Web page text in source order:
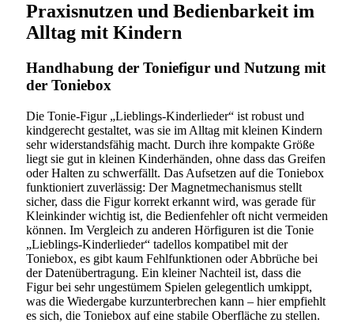
Praxisnutzen und Bedienbarkeit im
Alltag mit Kindern
Handhabung der Toniefigur und Nutzung mit
der Toniebox
Die Tonie-Figur „Lieblings-Kinderlieder“ ist robust und
kindgerecht gestaltet, was sie im Alltag mit kleinen Kindern
sehr widerstandsfähig macht. Durch ihre kompakte Größe
liegt sie gut in kleinen Kinderhänden, ohne dass das Greifen
oder Halten zu schwerfällt. Das Aufsetzen auf die Toniebox
funktioniert zuverlässig: Der Magnetmechanismus stellt
sicher, dass die Figur korrekt erkannt wird, was gerade für
Kleinkinder wichtig ist, die Bedienfehler oft nicht vermeiden
können. Im Vergleich zu anderen Hörfiguren ist die Tonie
„Lieblings-Kinderlieder“ tadellos kompatibel mit der
Toniebox, es gibt kaum Fehlfunktionen oder Abbrüche bei
der Datenübertragung. Ein kleiner Nachteil ist, dass die
Figur bei sehr ungestümem Spielen gelegentlich umkippt,
was die Wiedergabe kurzunterbrechen kann – hier empfiehlt
es sich, die Toniebox auf eine stabile Oberfläche zu stellen.